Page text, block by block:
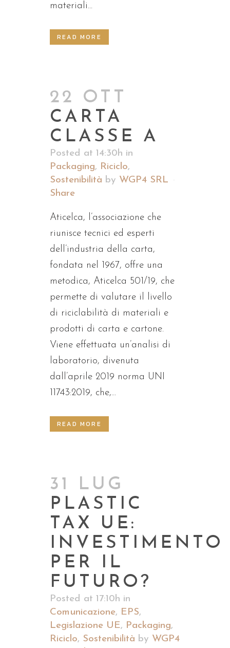
materiali...
READ MORE
22 OTT
CARTA
CLASSE A
Posted at 14:30h in
Packaging, Riciclo,
Sostenibilità by WGP4 SRL
Share
Aticelca, l’associazione che
riunisce tecnici ed esperti
dell’industria della carta,
fondata nel 1967, offre una
metodica, Aticelca 501/19, che
permette di valutare il livello
di riciclabilità di materiali e
prodotti di carta e cartone.
Viene effettuata un’analisi di
laboratorio, divenuta
dall’aprile 2019 norma UNI
11743:2019, che,...
READ MORE
31 LUG
PLASTIC
TAX UE:
INVESTIMENTO
PER IL
FUTURO?
Posted at 17:10h in
Comunicazione, EPS,
Legislazione UE, Packaging,
Riciclo, Sostenibilità by WGP4